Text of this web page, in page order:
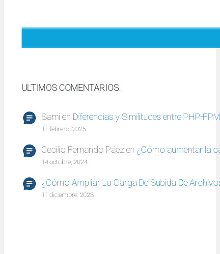
ULTIMOS COMENTARIOS
Samien Diferencias y Similitudes entre PHP-
11 febrero, 2025
Cecilio Fernando Páez en ¿Cómo aumentar la
14 octubre, 2024
¿Cómo Ampliar La Carga De Subida De
11 diciembre, 2023